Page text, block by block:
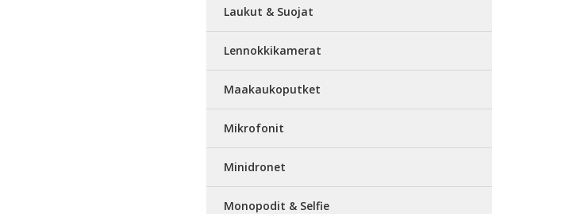
Laukut & Suojat
Lennokkikamerat
Maakaukoputket
Mikrofonit
Minidronet
Monopodit & Selfie